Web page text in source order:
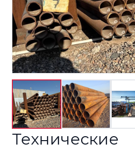
Технические